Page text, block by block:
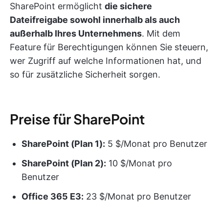
SharePoint ermöglicht die sichere
Dateifreigabe sowohl innerhalb als auch
außerhalb Ihres Unternehmens. Mit dem
Feature für Berechtigungen können Sie steuern,
wer Zugriff auf welche Informationen hat, und
so für zusätzliche Sicherheit sorgen.
Preise für SharePoint
SharePoint (Plan 1): 5 $/Monat pro Benutzer
SharePoint (Plan 2): 10 $/Monat pro
Benutzer
Office 365 E3: 23 $/Monat pro Benutzer